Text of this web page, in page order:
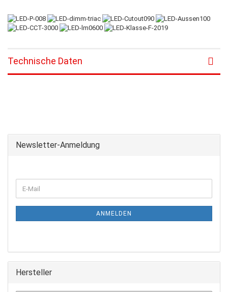
Technische Daten
Newsletter-Anmeldung
ANMELDEN
Hersteller